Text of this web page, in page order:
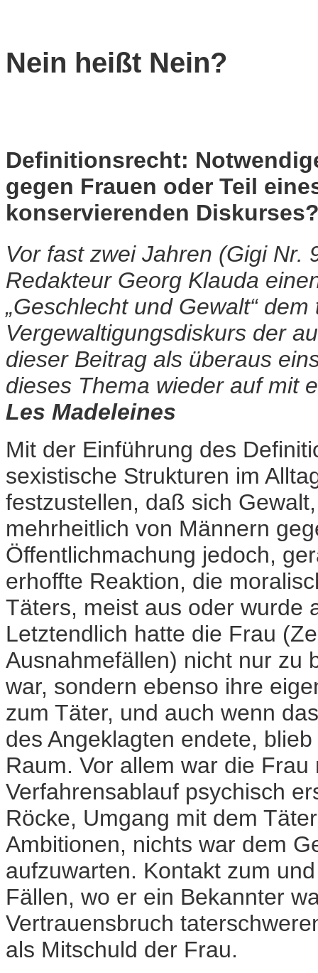
Nein heißt Nein?
Definitionsrecht:
gegen Frauen oder Teil
konservierenden
Vor fast zwei Jahren (Gigi Nr.
Redakteur Georg Klauda
„Geschlecht und Gewalt“
Vergewaltigungsdiskurs der
dieser Beitrag als überaus
dieses Thema wieder auf mit
Les Madeleines
Mit der Einführung des
sexistische Strukturen im
festzustellen, daß sich
mehrheitlich von Männern
Öffentlichmachung jedoch,
erhoffte Reaktion, die
Täters, meist aus oder wurde
Letztendlich hatte die Frau
Ausnahmefällen) nicht nur zu
war, sondern ebenso ihre
zum Täter, und auch wenn
des Angeklagten endete,
Raum. Vor allem war die
Verfahrensablauf psychisch
Röcke, Umgang mit dem
Ambitionen, nichts war dem
aufzuwarten. Kontakt zum
Fällen, wo er ein Bekannter
Vertrauensbruch
als Mitschuld der Frau.